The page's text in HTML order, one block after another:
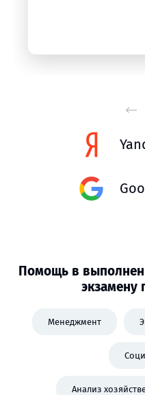
Помощь в
экзамену
Менеджмент
Анализ